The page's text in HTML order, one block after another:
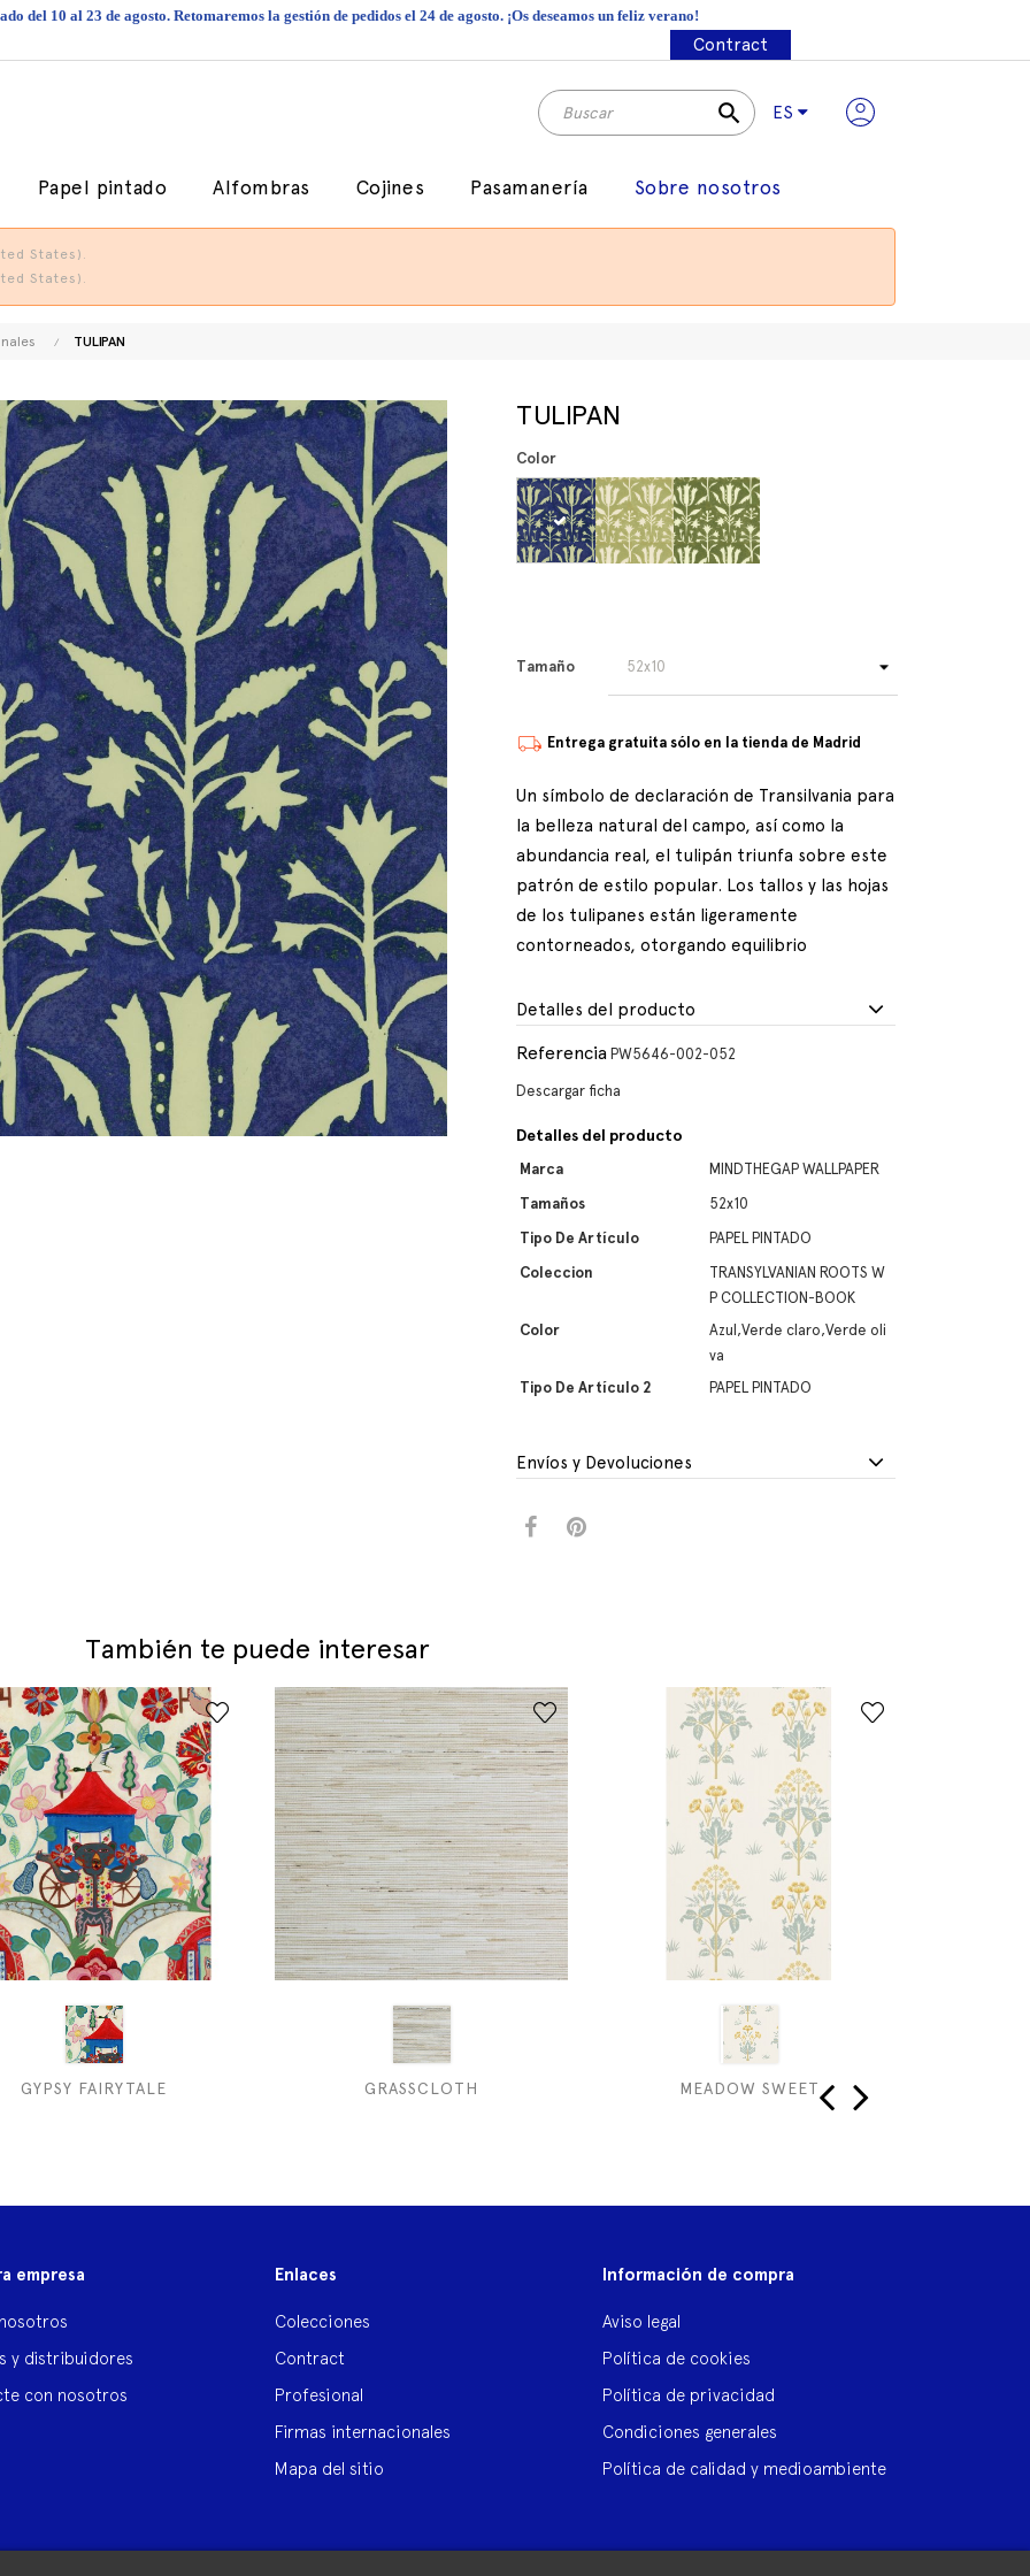
del 10 al 23 de agosto. Retomaremos la gestión de pedidos el 24 de agosto. ¡Os deseamos un feliz verano!
Contract
search ES
Papel pintado Alfombras Cojines Pasamanería Sobre nosotros
States).
States).
TULIPAN
TULIPAN
Color
Tamaño
Entrega gratuita sólo en la tienda de Madrid
Un símbolo de declaración de Transilvania para
la belleza natural del campo, así como la
abundancia real, el tulipán triunfa sobre este
patrón de estilo popular. Los tallos y las hojas
de los tulipanes están ligeramente
contorneados, otorgando equilibrio
Detalles del producto
Referencia PW5646-002-052
Descargar ficha
Detalles del producto
Marca
MINDTHEGAP WALLPAPER
Tamaños
52x10
Tipo De Artículo
PAPEL PINTADO
Coleccion
TRANSYLVANIAN ROOTS W
P COLLECTION-BOOK
Color
Azul,Verde claro,Verde oli
va
Tipo De Artículo 2
PAPEL PINTADO
Envíos y Devoluciones
También te puede interesar
GYPSY FAIRYTALE GRASSCLOTH MEADOW SWEET
empresa
y distribuidores
con nosotros
Enlaces
Colecciones
Contract
Profesional
Firmas internacionales
Mapa del sitio
Información de compra
Aviso legal
Política de cookies
Política de privacidad
Condiciones generales
Política de calidad y medioambiente